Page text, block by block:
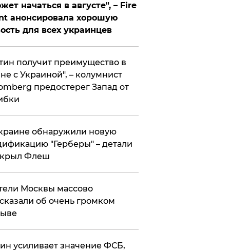
начаться в августе", – Fire
анонсировала хорошую
для всех украинцев
получит преимущество в
с Украиной", – колумнист
предостерег Запад от
обнаружили новую
"Герберы" – детали
Флеш
Москвы массово
об очень громком
усиливает значение ФСБ,